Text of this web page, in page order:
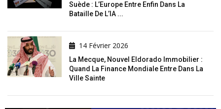
Suède : L’Europe Entre Enfin Dans La
Bataille De L’IA ...
14 Février 2026
La Mecque, Nouvel Eldorado Immobilier :
Quand La Finance Mondiale Entre Dans La
Ville Sainte